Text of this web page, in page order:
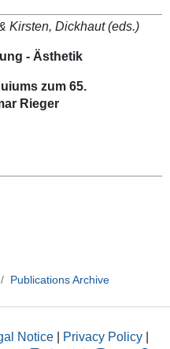
Kirsten, Dickhaut (eds.)
- Ästhetik
zum 65.
Rieger
Publications Archive
Notice Privacy Policy